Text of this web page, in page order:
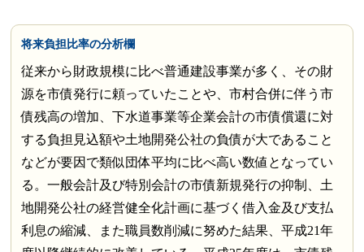
将来負担比率の分析欄
従来から財政規模に比べ普通建設事業が多く、その財
源を市債発行に頼っていたことや、市村合併に伴う市
債残高の増加、下水道事業等企業会計の市債償還に対
する負担見込額や土地開発公社の負債が大であること
などが要因で類似団体平均に比べ高い数値となってい
る。一般会計及び特別会計の市債新規発行の抑制、土
地開発公社の経営健全化計画に基づく借入金及び支払
利息の縮減、また職員数削減に努めた結果、平成21年